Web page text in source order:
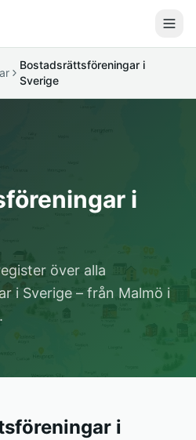
Bostadsrättsföreningar i
Sverige
i
över alla
i Sverige – från Malmö i
i